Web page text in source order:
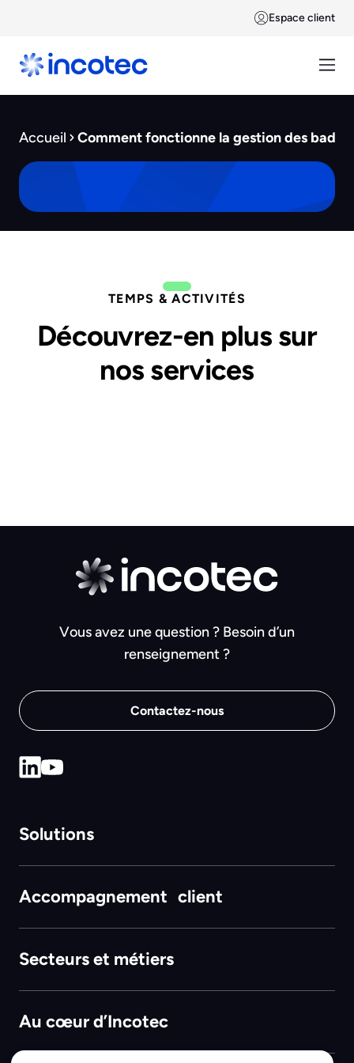
Espace client
Accueil Comment fonctionne la gestion des
TEMPS & ACTIVITÉS
Découvrez-en plus sur
nos services
Vous avez une question ? Besoin d’un
renseignement ?
Contactez-nous
Solutions
Accompagnement client
Secteurs et métiers
Au cœur d’Incotec